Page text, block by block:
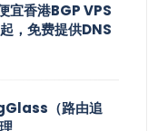
香港BGP VPS
，免费提供DNS
（路由追